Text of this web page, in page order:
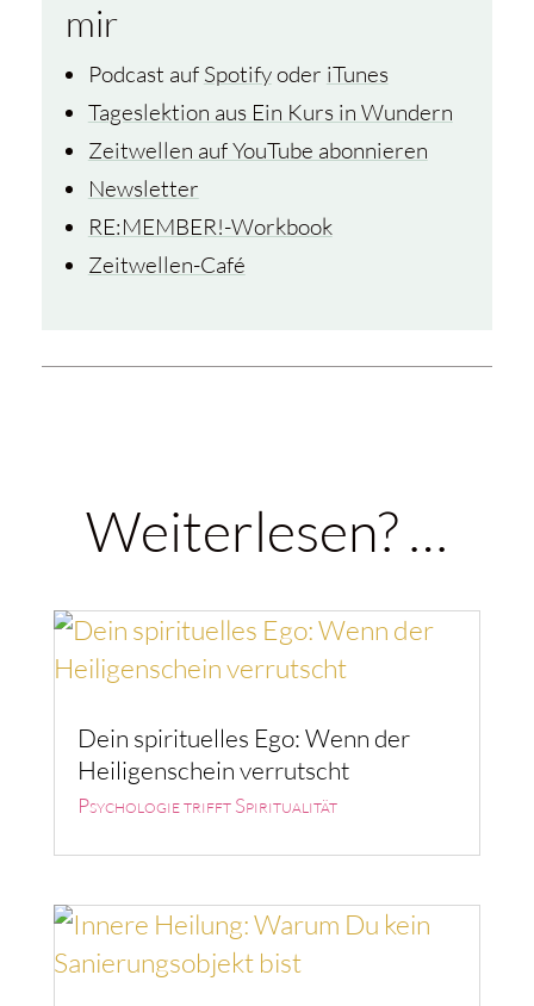
mir
Podcast auf Spotifyoder iTunes
Tageslektion aus Ein Kurs in Wundern
Zeitwellen auf YouTube abonnieren
Newsletter
RE:MEMBER!-Workbook
Zeitwellen-Café
Weiterlesen? …
Dein spirituelles Ego: Wenn der
Heiligenschein verrutscht
Psychologie trifft Spiritualität